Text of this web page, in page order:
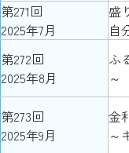
第271回
2025年7月
盛
自
第272回
2025年8月
ふ
～
第273回
2025年9月
金
～